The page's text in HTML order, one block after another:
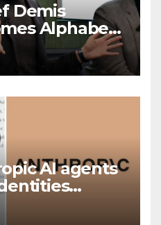
Demis
Alphabet
leadership
AI agents
tests: